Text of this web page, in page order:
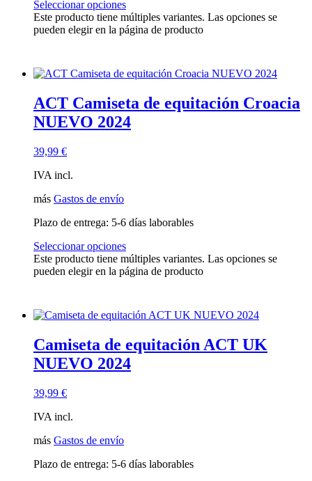
Seleccionar opciones
Este producto tiene múltiples variantes. Las opciones se
pueden elegir en la página de producto
ACT Camiseta de equitación Croacia
NUEVO 2024
39,99 €
IVA incl.
más Gastos de envío
Plazo de entrega: 5-6 días laborables
Seleccionar opciones
Este producto tiene múltiples variantes. Las opciones se
pueden elegir en la página de producto
Camiseta de equitación ACT UK
NUEVO 2024
39,99 €
IVA incl.
más Gastos de envío
Plazo de entrega: 5-6 días laborables